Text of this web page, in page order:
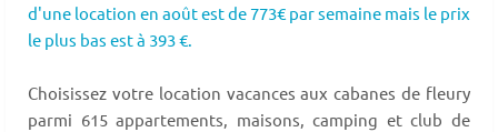
d'une location en août est de 773€ par semaine mais le prix
le plus bas est à 393 €.
Choisissez votre location vacances aux cabanes de fleury
parmi 615 appartements, maisons, camping et club de